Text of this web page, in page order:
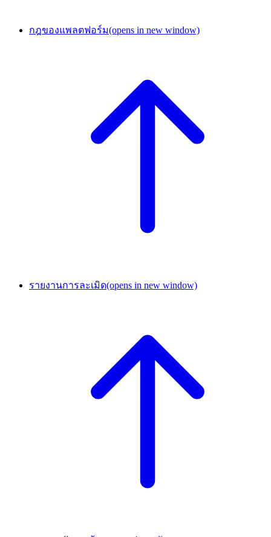
กฎของแพลตฟอร์ม(opens in new window)
รายงานการละเมิด(opens in new window)